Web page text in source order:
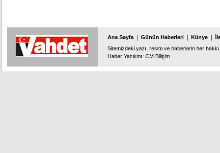
Ana Sayfa Günün Haberleri Künye
Sitemizdeki yazı, resim ve haberlerin her
Haber Yazılımı: CM Bilişim